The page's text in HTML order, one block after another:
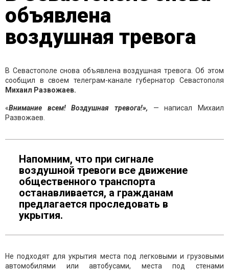
объявлена
воздушная тревога
В Севастополе снова объявлена воздушная тревога. Об этом
сообщил в своем телеграм-канале губернатор Севастополя
Михаил Развожаев.
«Внимание всем! Воздушная тревога!», — написал Михаил
Развожаев.
Напомним, что при сигнале
воздушной тревоги все движение
общественного транспорта
останавливается, а гражданам
предлагается проследовать в
укрытия.
Не подходят для укрытия места под легковыми и грузовыми
автомобилями или автобусами, места под стенами